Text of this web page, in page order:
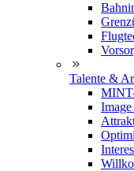
Talente &